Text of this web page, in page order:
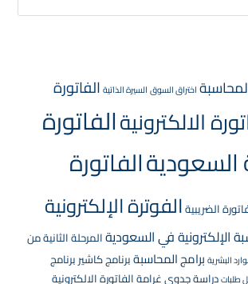
اختراق السوق السيرة الذاتية الفاتورة
الالكترونيةالفاتورة
السعوديةالفاتورة
الضريبيةالفوترة الإلكترونية
الإلكترونية في السعوديةالمرحلة الثانية من
البشرية برامج المحاسبةبرنامج كاشيربرنامج
طلباتدراسة جدوىغرامة الفاتورة الالكترونية